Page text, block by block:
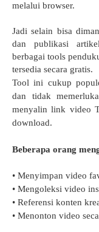
melalui browser.
Jadi selain bisa
dan publikasi
berbagai tools
tersedia secara gratis.
Tool ini cukup
dan tidak
menyalin link video
download.
Beberapa orang
• Menyimpan video
• Mengoleksi video
• Referensi konten
• Menonton video